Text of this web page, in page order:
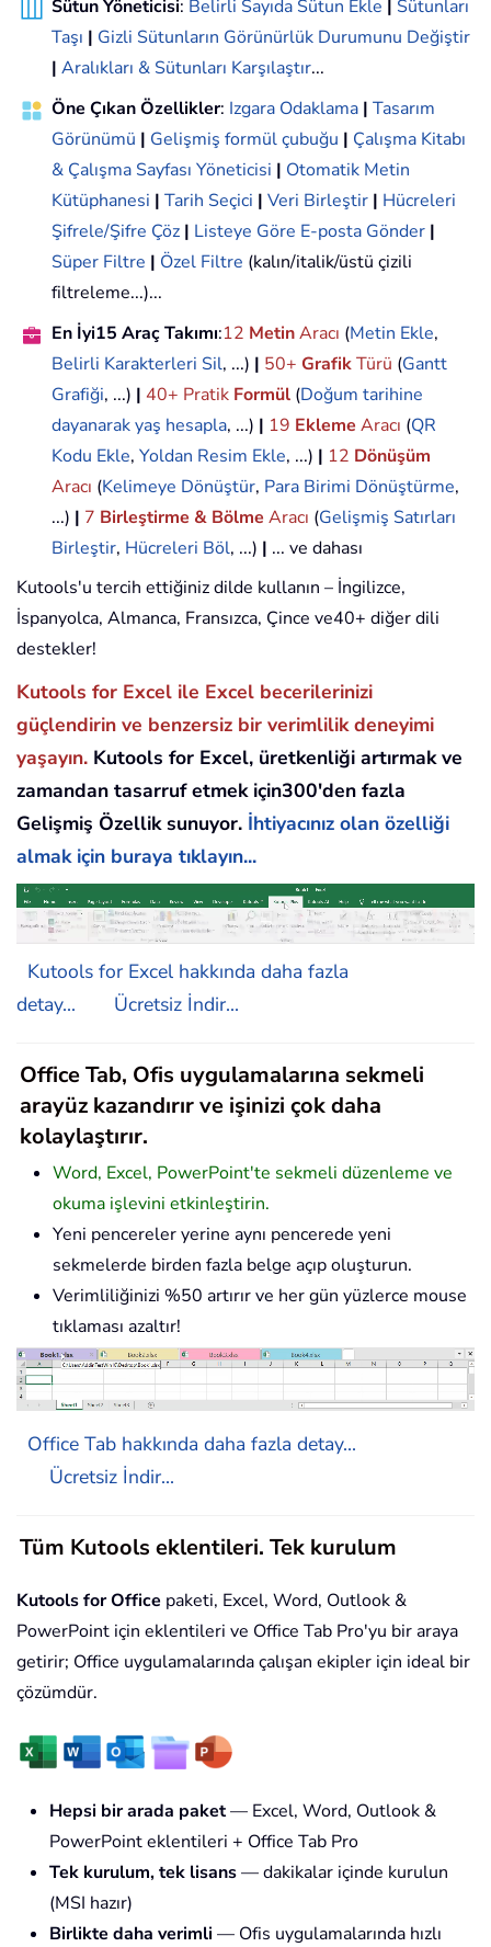
Sütun Yöneticisi: Belirli Sayıda Sütun Ekle
Sütunları
Taşı | Gizli Sütunların Görünürlük Durumunu Değiştir
| Aralıkları & Sütunları Karşılaştır...
Öne Çıkan Özellikler: Izgara Odaklama | Tasarım
Görünümü | Gelişmiş formül çubuğu | Çalışma Kitabı
& Çalışma Sayfası Yöneticisi | Otomatik Metin
Kütüphanesi | Tarih Seçici | Veri Birleştir | Hücreleri
Şifrele/Şifre Çöz | Listeye Göre E-posta Gönder |
Süper Filtre | Özel Filtre (kalın/italik/üstü çizili
filtreleme...)...
En İyi15 Araç Takımı:12 MetinAracı (Metin Ekle,
Belirli Karakterleri Sil, ...) | 50+ GrafikTürü (Gantt
Grafiği, ...) | 40+ Pratik Formül (Doğum tarihine
dayanarak yaş hesapla, ...) | 19 Ekleme Aracı (QR
Kodu Ekle, Yoldan Resim Ekle, ...) | 12 Dönüşüm
Aracı (Kelimeye Dönüştür, Para Birimi Dönüştürme,
...) | 7 Birleştirme & Bölme Aracı (Gelişmiş Satırları
Birleştir, Hücreleri Böl, ...) | ... ve dahası
Kutools'u tercih ettiğiniz dilde kullanın – İngilizce,
İspanyolca, Almanca, Fransızca, Çince ve40+ diğer dili
destekler!
Kutools for Excel ile Excel becerilerinizi
güçlendirin ve benzersiz bir verimlilik deneyimi
yaşayın. Kutools for Excel, üretkenliği artırmak ve
zamandan tasarruf etmek için300'den fazla
Gelişmiş Özellik sunuyor. İhtiyacınız olan özelliği
almak için buraya tıklayın...
Kutools for Excel hakkında daha fazla
detay...
Ücretsiz İndir...
Office Tab, Ofis uygulamalarına sekmeli
arayüz kazandırır ve işinizi çok daha
kolaylaştırır.
Word, Excel, PowerPoint'te sekmeli düzenleme ve
okuma işlevini etkinleştirin.
Yeni pencereler yerine aynı pencerede yeni
sekmelerde birden fazla belge açıp oluşturun.
Verimliliğinizi %50 artırır ve her gün yüzlerce mouse
tıklaması azaltır!
Office Tab hakkında daha fazla detay...
Ücretsiz İndir...
Tüm Kutools eklentileri. Tek kurulum
Kutools for Office paketi, Excel, Word, Outlook &
PowerPoint için eklentileri ve Office Tab Pro'yu bir araya
getirir; Office uygulamalarında çalışan ekipler için ideal bir
çözümdür.
Hepsi bir arada paket— Excel, Word, Outlook &
PowerPoint eklentileri + Office Tab Pro
Tek kurulum, tek lisans— dakikalar içinde kurulun
(MSI hazır)
Birlikte daha verimli — Ofis uygulamalarında hızlı